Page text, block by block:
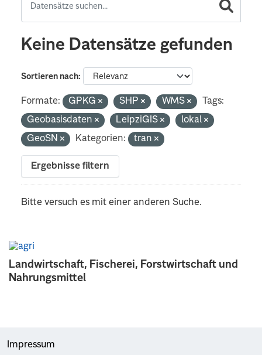
Landwirtschaft, Fischerei, Forstwirtschaft und
Nahrungsmittel
Keine Datensätze gefunden
Sortieren nach
Formate: GPKG SHP WMS
Tags:
Geobasisdaten
LeipziGIS
lokal
GeoSN
Kategorien: tran
Ergebnisse filtern
Bitte versuch es mit einer anderen Suche.
Impressum